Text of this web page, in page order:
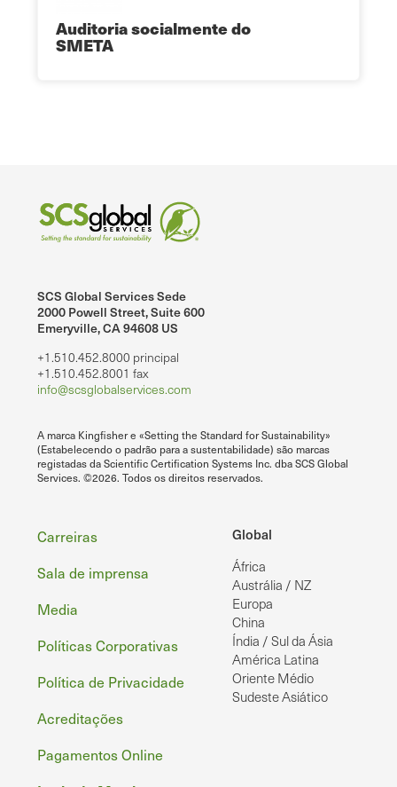
Auditoria socialmente do
SMETA
SCS Global Services Sede
2000 Powell Street, Suite 600
Emeryville, CA 94608 US
+1.510.452.8000 principal
+1.510.452.8001 fax
info@scsglobalservices.com
A marca Kingfisher e «Setting the Standard for Sustainability»
(Estabelecendo o padrão para a sustentabilidade) são marcas
registadas da Scientific Certification Systems Inc. dba SCS Global
Services. ©2026. Todos os direitos reservados.
Global
África
Austrália / NZ
Europa
China
Índia / Sul da Ásia
América Latina
Oriente Médio
Sudeste Asiático
Rodapé
Carreiras
Sala de imprensa
Media
Políticas Corporativas
Política de Privacidade
Acreditações
Pagamentos Online